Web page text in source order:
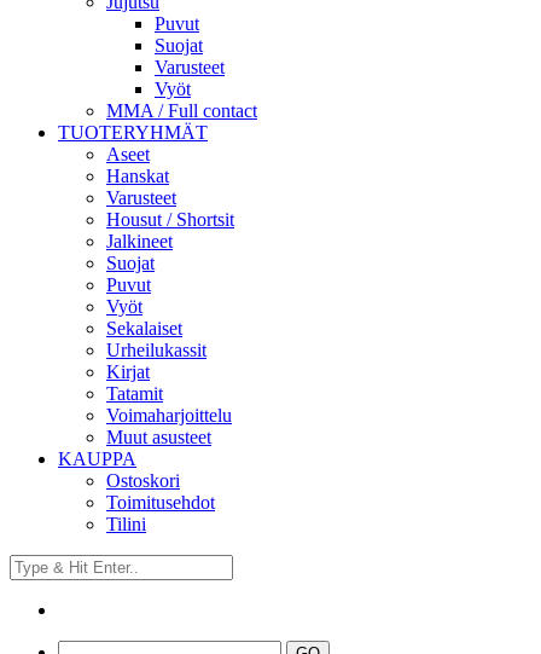
Puvut
Suojat
Varusteet
Vyöt
MMA / Full contact
TUOTERYHMÄT
Aseet
Hanskat
Varusteet
Housut / Shortsit
Jalkineet
Suojat
Puvut
Vyöt
Sekalaiset
Urheilukassit
Kirjat
Tatamit
Voimaharjoittelu
Muut asusteet
KAUPPA
Ostoskori
Toimitusehdot
Tilini